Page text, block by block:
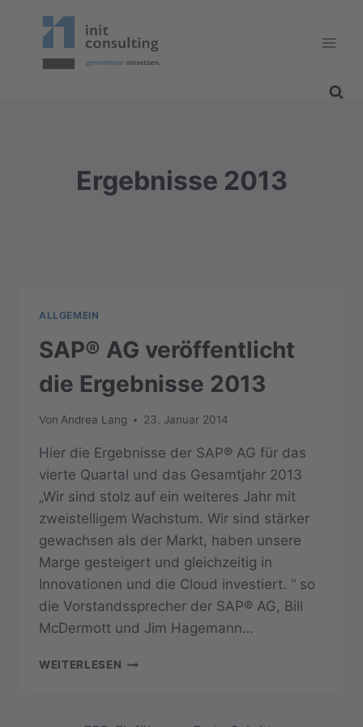
Ergebnisse 2013
ALLGEMEIN
SAP® AG veröffentlicht
die Ergebnisse 2013
Von Andrea Lang 23. Januar 2014
Hier die Ergebnisse der SAP® AG für das
vierte Quartal und das Gesamtjahr 2013
„Wir sind stolz auf ein weiteres Jahr mit
zweistelligem Wachstum. Wir sind stärker
gewachsen als der Markt, haben unsere
Marge gesteigert und gleichzeitig in
Innovationen und die Cloud investiert. “ so
die Vorstandssprecher der SAP® AG, Bill
McDermott und Jim Hagemann…
WEITERLESEN SAP®